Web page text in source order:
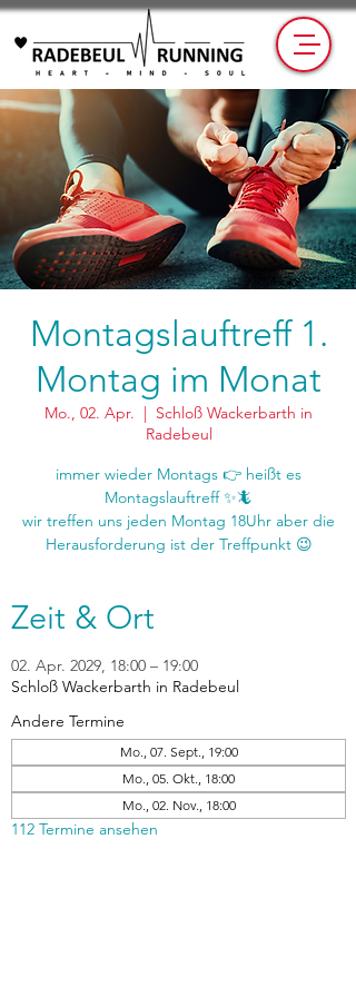
Montagslauftreff 1.
Montag im Monat
Mo., 02. Apr.
  |
Schloß Wackerbarth in
Radebeul
immer wieder Montags 👉 heißt es
Montagslauftreff ✨🦎
wir treffen uns jeden Montag 18Uhr aber die
Zeit & Ort
02. Apr. 2029, 18:00 – 19:00
Schloß Wackerbarth in Radebeul
Andere Termine
Mo., 07. Sept., 19:00
Mo., 05. Okt., 18:00
Mo., 02. Nov., 18:00
112 Termine ansehen